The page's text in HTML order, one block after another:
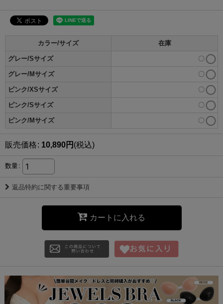
カラー/サイズ 在庫
グレー/Sサイズ 〇
グレー/Mサイズ 〇
ピンク/XSサイズ 〇
ピンク/Sサイズ 〇
ピンク/Mサイズ 〇
販売価格: 10,890円 (税込)
数量:
返品特約に関する重要事項
カートに入れる